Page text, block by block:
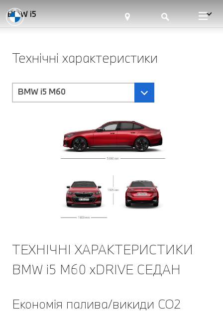
BMW i5
Технічні характеристики
BMW i5 M60
ТЕХНІЧНІ ХАРАКТЕРИСТИКИ
BMW i5 M60 xDRIVE СЕДАН
Економія палива/викиди CO2